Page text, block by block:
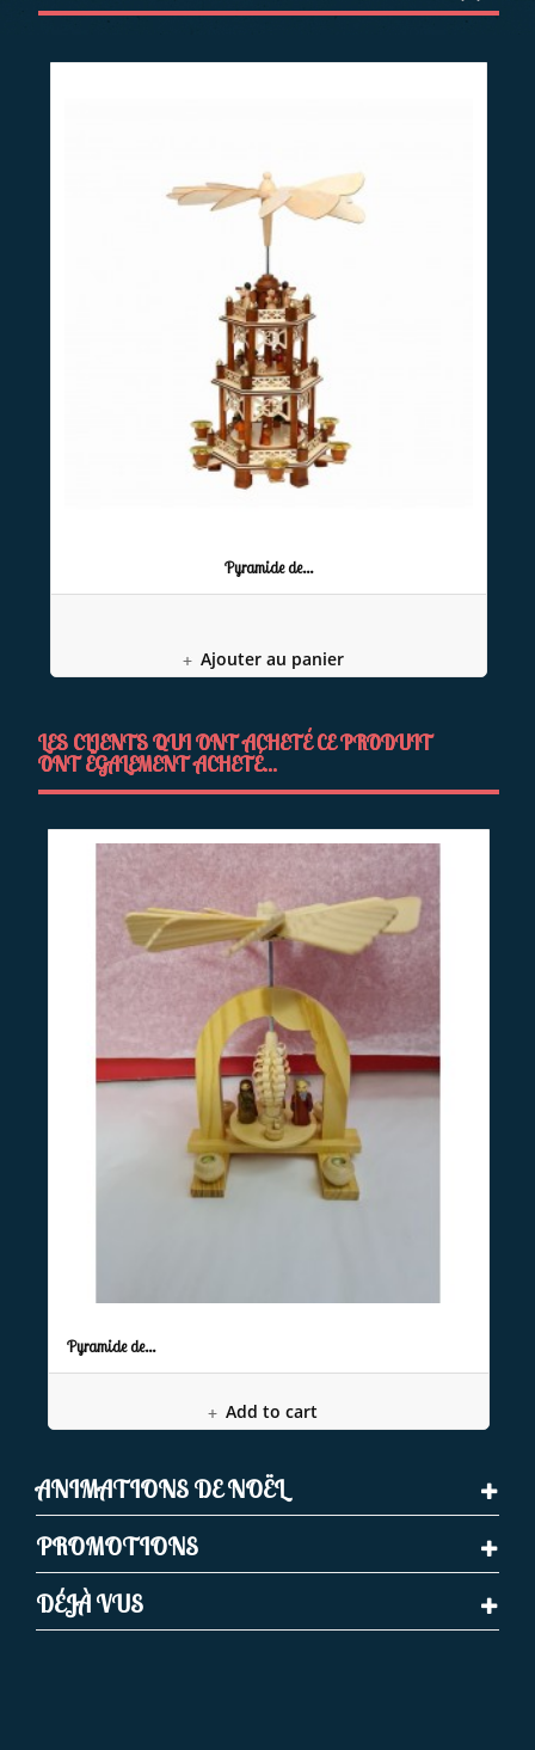
Pyramide de...
Ajouter au panier
LES CLIENTS QUI ONT ACHETÉ CE PRODUIT
ONT ÉGALEMENT ACHETÉ...
Pyramide de...
Add to cart
ANIMATIONS DE NOËL
PROMOTIONS
DÉJÀ VUS